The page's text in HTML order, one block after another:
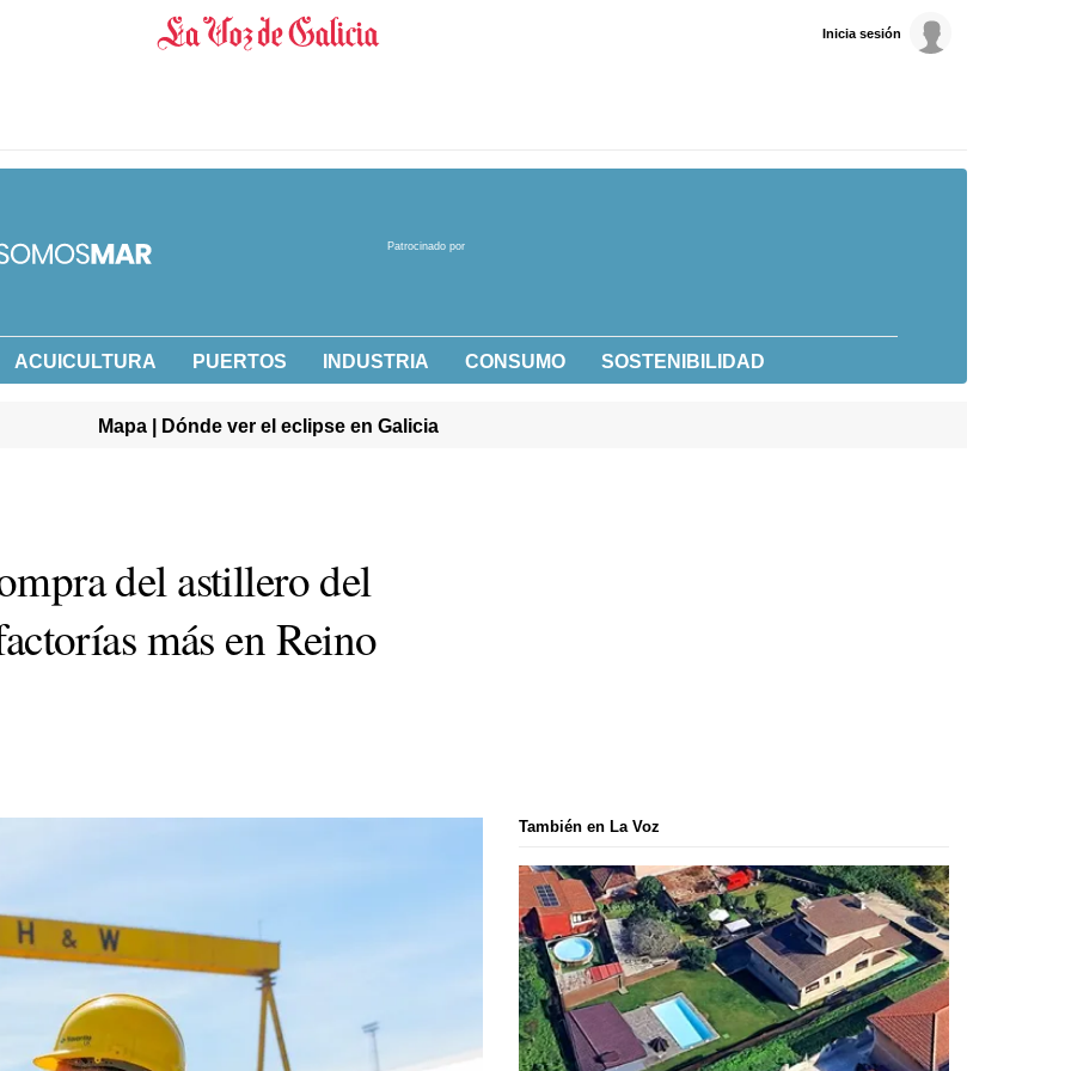
Inicia sesión
Patrocinado por
ACUICULTURA PUERTOS INDUSTRIA CONSUMO SOSTENIBILIDAD
Mapa | Dónde ver el eclipse en Galicia
del astillero del
más en Reino
También en La Voz